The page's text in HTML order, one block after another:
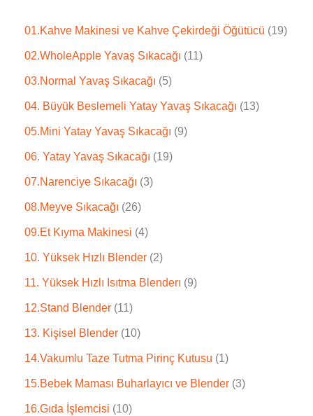
01.Kahve Makinesi ve Kahve Çekirdeği Öğütücü 19
02.WholeApple Yavaş Sıkacağı 11
03.Normal Yavaş Sıkacağı 5
04. Büyük Beslemeli Yatay Yavaş Sıkacağı 13
05.Mini Yatay Yavaş Sıkacağı 9
06. Yatay Yavaş Sıkacağı 19
07.Narenciye Sıkacağı 3
08.Meyve Sıkacağı 26
09.Et Kıyma Makinesi 4
10. Yüksek Hızlı Blender 2
11. Yüksek Hızlı Isıtma Blenderı 9
12.Stand Blender 11
13. Kişisel Blender 10
14.Vakumlu Taze Tutma Pirinç Kutusu 1
15.Bebek Maması Buharlayıcı ve Blender 3
16.Gıda İşlemcisi 10